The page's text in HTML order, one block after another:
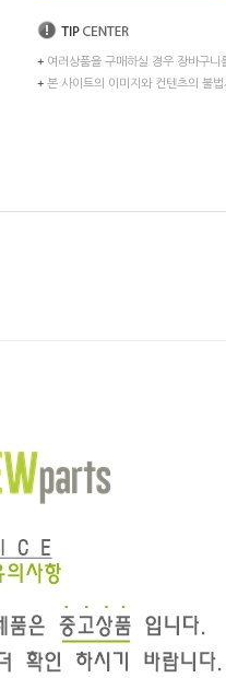
+ 여러상품을 구매하실 경우 장바구니
+ 본 사이트의 이미지와 컨텐츠의 불법